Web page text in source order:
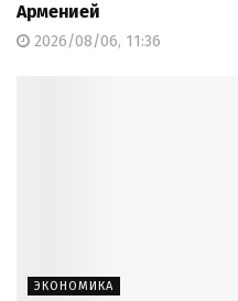
Арменией
2026/08/06, 11:36
ЭКОНОМИКА